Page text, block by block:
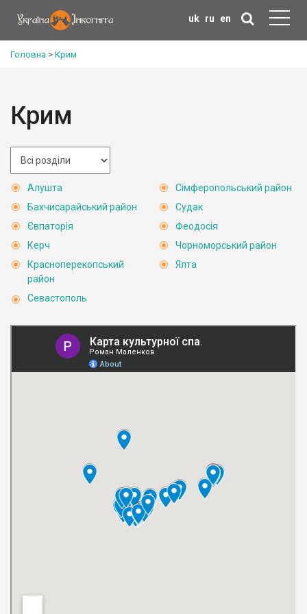
uk ru en
Головна > Крим
Крим
Алушта
Бахчисарайський район
Євпаторія
Керч
Красноперекопський
район
Севастополь
Сімферопольський район
Судак
Феодосія
Чорноморський район
Ялта